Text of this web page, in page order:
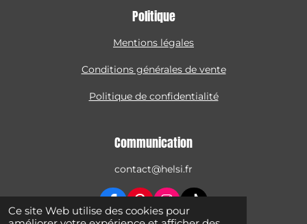
Ce site Web utilise des cookies pour
Politique
Mentions légales
Conditions générales de vente
Politique de confidentialité
Communication
contact@helsi.fr
F
a
P
i
I
n
i